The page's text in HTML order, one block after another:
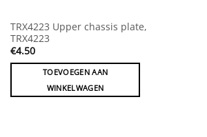
TRX4223 Upper chassis plate,
TRX4223
€4.50
TOEVOEGEN AAN
WINKELWAGEN